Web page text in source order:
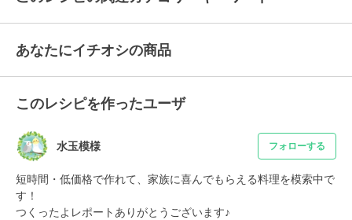
あなたにイチオシの商品
このレシピを作ったユーザ
水玉模様 フォローする
短時間・低価格で作れて、家族に喜んでもらえる料理を模索中で
す！
つくったよレポートありがとうございます♪